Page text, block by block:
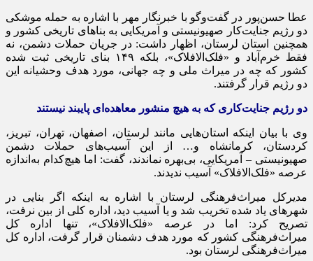
عطا حسن‌پور در گفت‌وگو با خبرنگار مهر با اشاره به حمله موشکی
دو رژیم جنایت‌کار صهیونیستی و آمریکایی به بناهای تاریخی کشور و
همچنین استان لرستان، اظهار داشت: در جریان حملات دشمن، نه
فقط خرم‌آباد و «فلک‌الافلاک»، بلکه ۱۴۹ بنای تاریخی ثبت شده
کشور که چه در میراث ملی و چه جهانی، مورد هدف وحشیانه این
دو رژیم قرار گرفتند.
دو رژیم جنایت‌کاری که به هیچ منشور معاهده‌ای پایبند نیستند
وی با بیان اینکه استان‌هایی مانند لرستان، اصفهان، تهران، تبریز،
کردستان، کرمانشاه و… از این آسیب‌های حملات دشمن
صهیونیستی – آمریکایی، بی‌بهره نماندند، گفت: اما هیچ‌کدام به‌اندازه
عرصه «فلک‌الافلاک» آسیب ندیدند.
مدیرکل میراث‌فرهنگی لرستان با اشاره به اینکه اگر بنایی در
شهرهای یاد شده تخریب شد و یا آسیب دید، اداره کلی از بین نرفت،
تصریح کرد: اما در عرصه «فلک‌الافلاک»، تنها اداره کل
میراث‌فرهنگی کشور که مورد هدف دشمنان قرار گرفت، اداره کل
میراث‌فرهنگی لرستان بود.